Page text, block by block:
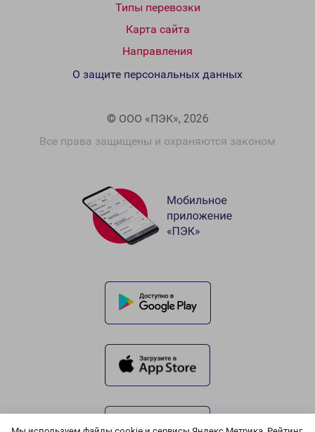
Типы перевозки
Карта сайта
Направления
© ООО «ПЭК», 2026
Все права защищены и охраняются законом
О защите персональных данных